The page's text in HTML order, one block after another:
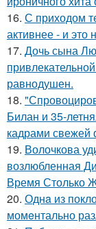
16. С приходом
активнее - и это
17. Дочь сына
равнодушен.
18.
Билан и 35-
кадрами свежей
19. Волочкова
возлюбленная
Время Столько
20. Однa из
момeнтально